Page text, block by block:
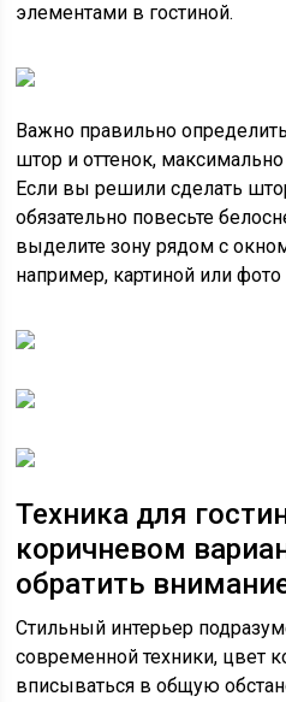
элементами в гостиной.
Важно правильно
штор и оттенок,
Если вы решили сделать
обязательно повесьте
выделите зону рядом с
например, картиной или
Техника для
коричневом
обратить
Стильный интерьер
современной техники, цвет
вписываться в общую